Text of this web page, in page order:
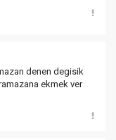
denen degisik
ekmek ver